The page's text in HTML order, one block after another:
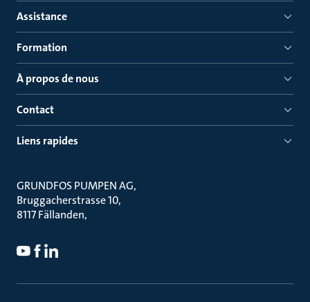
Assistance
Formation
À propos de nous
Contact
Liens rapides
GRUNDFOS PUMPEN AG
Bruggacherstrasse 10
8117 Fällanden